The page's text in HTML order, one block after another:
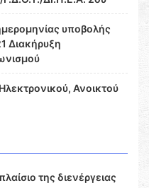
υποβολής
Διακήρυξη
Ανοικτού
της διενέργειας